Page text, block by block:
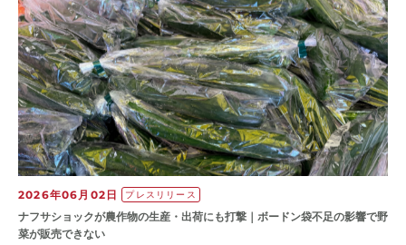
2026年06月02日 プレスリリース
ナフサショックが農作物の⽣産・出荷にも打撃｜ボードン袋不⾜の影響で野
菜が販売できない